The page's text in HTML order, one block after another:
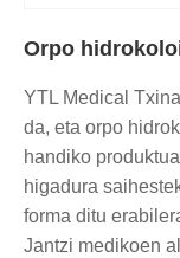
Orpo
YTL Medical
da, eta orpo
handiko
higadura
forma ditu
Jantzi medikoen